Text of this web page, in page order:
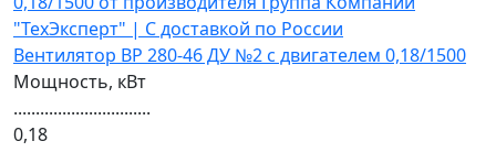
Вентилятор ВР 280-46 ДУ №2 с двигателем 0,18/1500
Мощность, кВт
...............................
0,18